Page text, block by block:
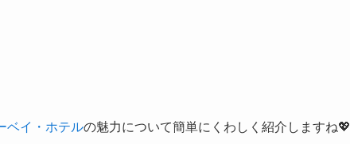
ベイ・ホテルの魅力について簡単にくわしく紹介しますね💖